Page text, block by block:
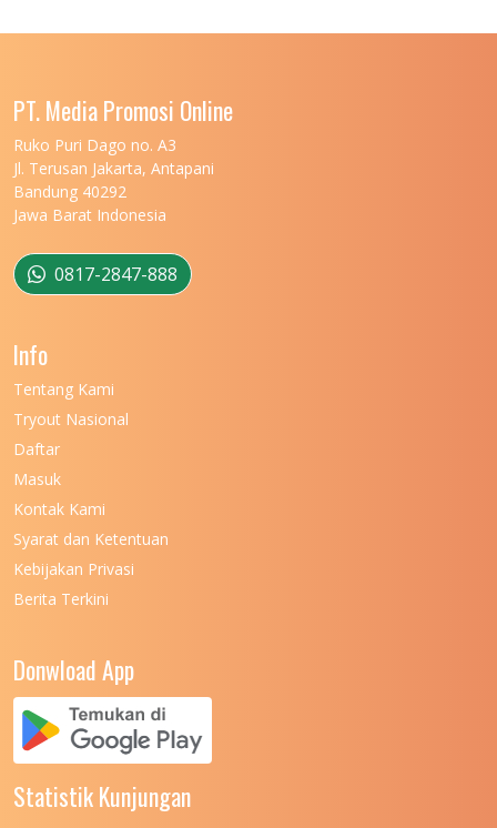
PT. Media Promosi Online
Ruko Puri Dago no. A3
Jl. Terusan Jakarta, Antapani
Bandung 40292
Jawa Barat Indonesia
0817-2847-888
Info
Tentang Kami
Tryout Nasional
Daftar
Masuk
Kontak Kami
Syarat dan Ketentuan
Kebijakan Privasi
Berita Terkini
Donwload App
Statistik Kunjungan